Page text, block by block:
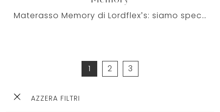
AZZERA FILTRI
Materasso Memory di Lordflex’s: siamo specialisti del buon sonno! Ottieni informazioni sui Materassi in memory foam matrimoniali.
1 2 3